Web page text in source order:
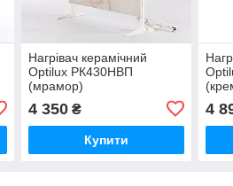
Нагрівач керамічний
Optilux РК430НВП
(мрамор)
4 350₴
Купити
4